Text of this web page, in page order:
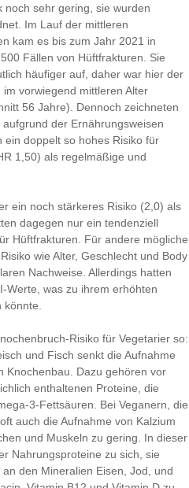
noch sehr gering, sie wurden
Im Lauf der mittleren
kam es bis zum Jahr 2021 in
Fällen von Hüftfrakturen. Sie
häufiger auf, daher war hier der
vorwiegend mittleren Alter
56 Jahre). Dennoch zeichneten
der Ernährungsweisen
ein doppelt so hohes Risiko für
1,50) als regelmäßige und
ein noch stärkeres Risiko (2,0) als
dagegen nur ein tendenziell
Hüftfrakturen. Für andere mögliche
wie Alter, Geschlecht und Body
Nachweise. Allerdings hatten
Werte, was zu ihrem erhöhten
Risiko für Vegetarier so:
und Fisch senkt die Aufnahme
Knochenbau. Dazu gehören vor
enthaltenen Proteine, die
3-Fettsäuren. Bei Veganern, die
auch die Aufnahme von Kalzium
und Muskeln zu gering. In dieser
Nahrungsproteine zu sich, sie
den Mineralien Eisen, Jod, und